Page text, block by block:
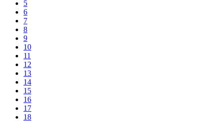
5
6
7
8
9
10
11
12
13
14
15
16
17
18